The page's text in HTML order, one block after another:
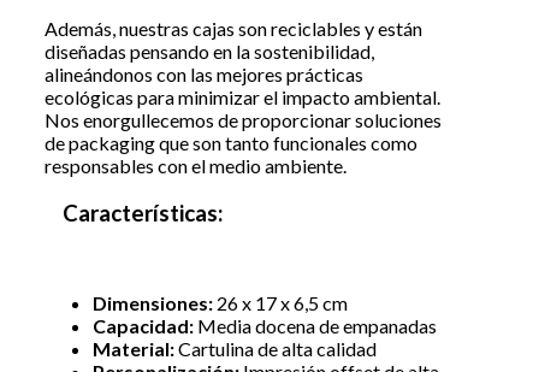
Además, nuestras cajas son reciclables y están
diseñadas pensando en la sostenibilidad,
alineándonos con las mejores prácticas
ecológicas para minimizar el impacto ambiental.
Nos enorgullecemos de proporcionar soluciones
de packaging que son tanto funcionales como
responsables con el medio ambiente.
Características:
Dimensiones: 26 x 17 x 6,5 cm
Capacidad: Media docena de empanadas
Material:Cartulina de alta calidad